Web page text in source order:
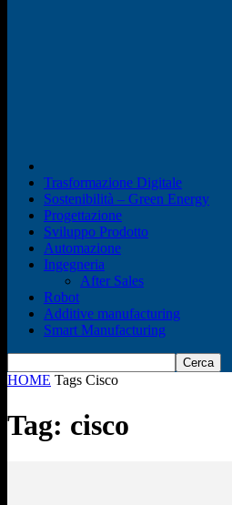
Trasformazione Digitale
Sostenibilità – Green Energy
Progettazione
Sviluppo Prodotto
Automazione
Ingegneria
After Sales
Robot
Additive manufacturing
Smart Manufacturing
HOME Tags Cisco
Tag: cisco